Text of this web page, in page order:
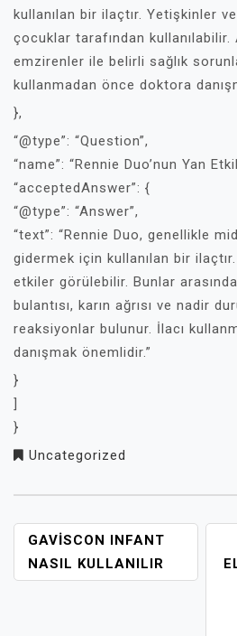
kullanılan bir ilaçtır. Yetişkinler
çocuklar tarafından
emzirenler ile belirli sağlık
kullanmadan önce doktora
},
“@type”: “Question”,
“name”: “Rennie Duo’nun Yan
“acceptedAnswer”: {
“@type”: “Answer”,
“text”: “Rennie Duo, genellikle
gidermek için kullanılan bir
etkiler görülebilir. Bunlar
bulantısı, karın ağrısı ve nadir
reaksiyonlar bulunur. İlacı
danışmak önemlidir.”
}
]
}
Uncategorized
YAZI
GEZINMESI
GAVISCON INFANT
NASIL KULLANILIR